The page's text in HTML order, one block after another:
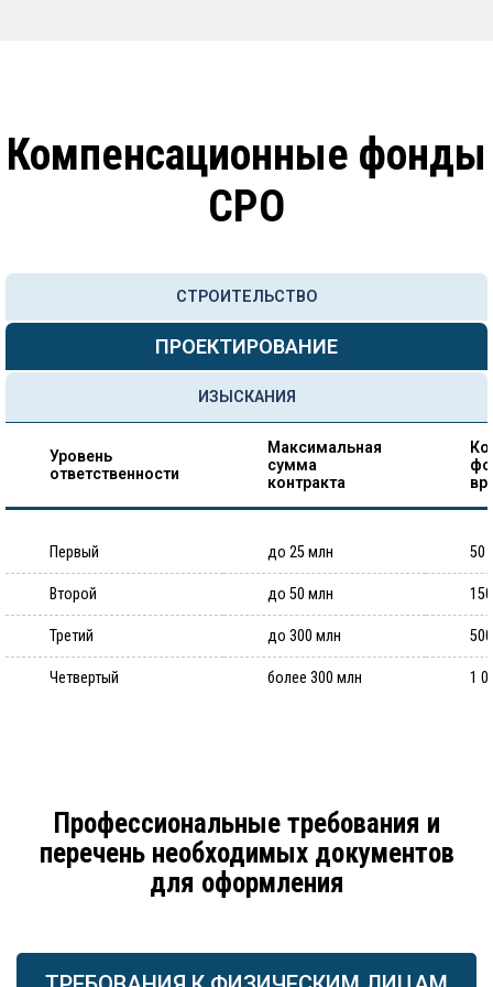
Компенсационные фонды
СРО
СТРОИТЕЛЬСТВО
ПРОЕКТИРОВАНИЕ
ИЗЫСКАНИЯ
Уровень
ответственности
Максимальная
сумма
контракта
Первый до 25 млн 50
Второй до 50 млн
Третий до 300 млн
Четвертый более 300 млн 1
Профессиональные требования и
перечень необходимых документов
для оформления